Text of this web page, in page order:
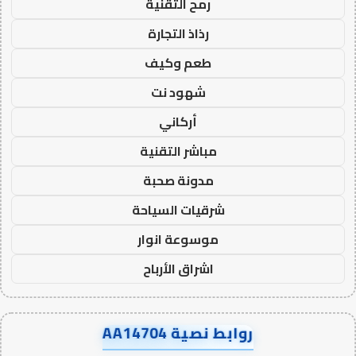
رذاذ التجارة
طعم وكيف
شهود نت
أركاني
مباشر التقنية
مدونة صحبة
شرقيات السياحة
موسوعة انوار
اشراق الأرباح
روابط نصية AA14704